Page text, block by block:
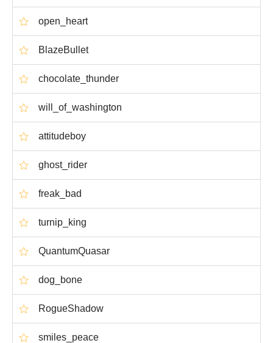
open_heart
BlazeBullet
chocolate_thunder
will_of_washington
attitudeboy
ghost_rider
freak_bad
turnip_king
QuantumQuasar
dog_bone
RogueShadow
smiles_peace